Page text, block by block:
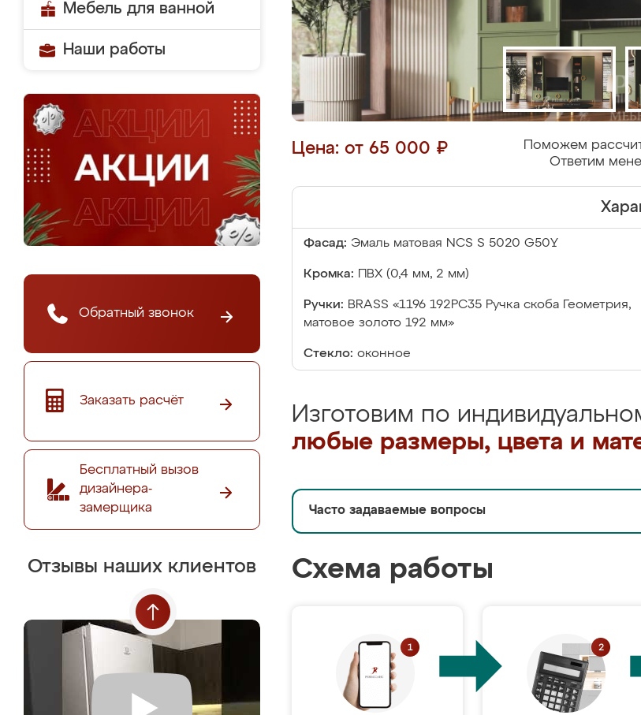
Мебель для ванной
Наши работы
Обратный звонок
Заказать расчёт
Бесплатный вызов
дизайнера-
замерщика
Отзывы наших клиентов
Цена: от 65 000 ₽
Поможем
Ответим
Фасад: Эмаль матовая NCS S 5020 G50Y
Кромка: ПВХ (0,4 мм, 2 мм)
Ручки: BRASS «1196 192PC35 Ручка скоба Геометрия,
матовое золото 192 мм»
Стекло: оконное
Изготовим по
любые размеры, цвета и
Часто задаваемые вопросы
Схема работы